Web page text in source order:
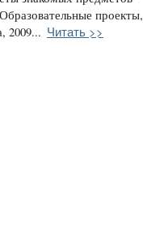
проекты,
2009... Читать >>